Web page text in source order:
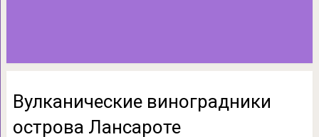
Вулканические виноградники
острова Лансароте